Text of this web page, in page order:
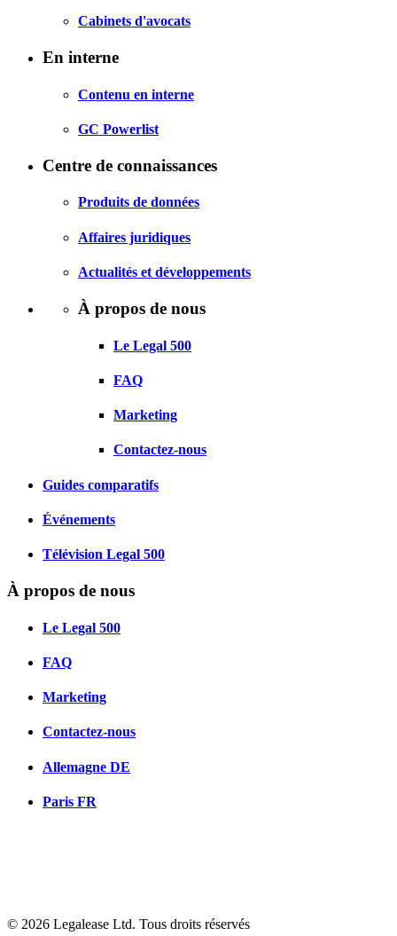
Cabinets d'avocats
En interne
Contenu en interne
GC Powerlist
Centre de connaissances
Produits de données
Affaires juridiques
Actualités et développements
À propos de nous
Le Legal 500
FAQ
Marketing
Contactez-nous
Guides comparatifs
Événements
Télévision Legal 500
À propos de nous
Le Legal 500
FAQ
Marketing
Contactez-nous
Allemagne DE
Paris FR
© 2026 Legalease Ltd. Tous droits réservés